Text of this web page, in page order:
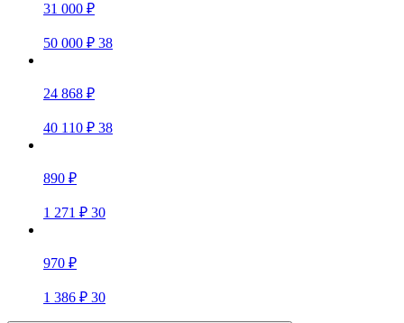
31 000 ₽
50 000 ₽ 38
24 868 ₽
40 110 ₽ 38
890 ₽
1 271 ₽ 30
970 ₽
1 386 ₽ 30